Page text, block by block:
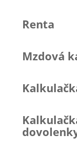
Renta
Mzdová